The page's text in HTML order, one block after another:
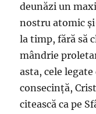
deunăzi un
nostru atomic
la timp, fără să
mândrie
asta, cele
consecinţă,
citească ca pe